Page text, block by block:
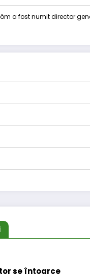
a fost numit director
întoarce